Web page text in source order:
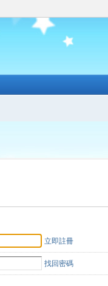
立即註冊
找回密碼